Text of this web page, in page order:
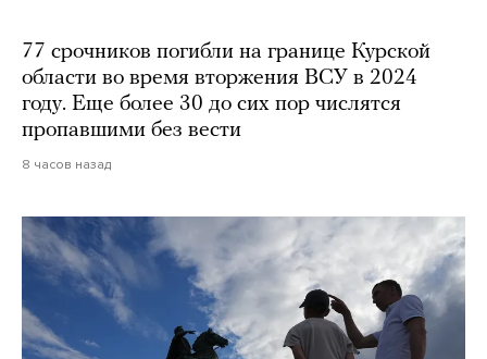
77 срочников погибли на границе Курской
области во время вторжения ВСУ в 2024
году. Еще более 30 до сих пор числятся
пропавшими без вести
8 часов назад